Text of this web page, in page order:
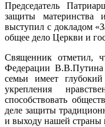
Председатель
защиты материнства
выступил с докладом
общее дело Церкви и
Священник отметил,
Федерации
семьи имеет
укрепления
способствовать
деле защиты
и выходу нашей страны